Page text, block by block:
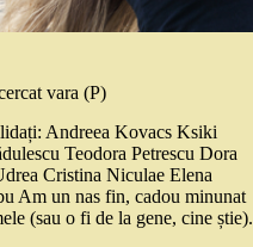
vara (P)
Andreea Kovacs Ksiki
Teodora Petrescu Dora
Cristina Niculae Elena
Am un nas fin, cadou minunat
(sau o fi de la gene, cine știe).